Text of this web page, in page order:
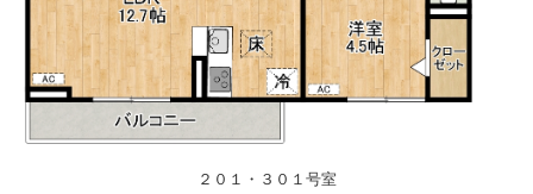
２０１・３０１号室